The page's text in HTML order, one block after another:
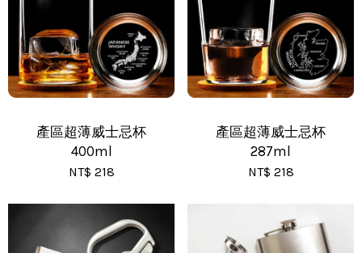
• 黑貓(包裹91~120cm) - 運費 210 元
•黑貓(包裹121~150cm以下) - 運費 250 元
產區超薄威士忌杯
400ml
NT$ 218
產區超薄威士忌杯
287ml
NT$ 218